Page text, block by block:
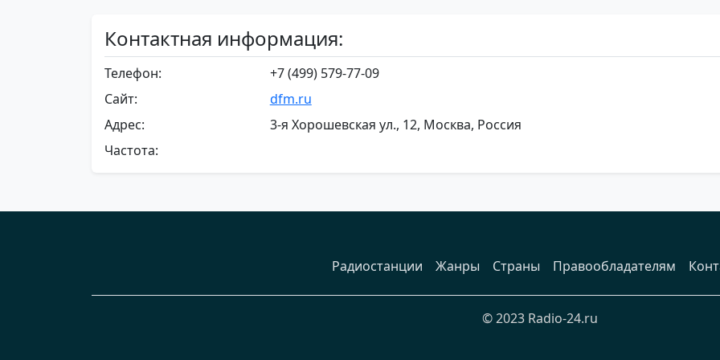
Контактная информация:
Телефон:
+7 (499) 579-77-09
Сайт:
dfm.ru
Адрес:
3-я Хорошевская ул., 12, Москва, Россия
Частота:
Радиостанции Жанры Страны Правообладателям
© 2023 Radio-24.ru